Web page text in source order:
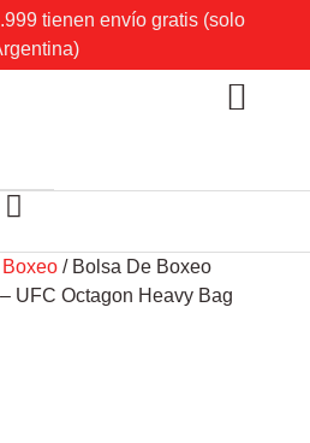
tienen envío gratis (solo
/ Bolsa De Boxeo
UFC Octagon Heavy Bag